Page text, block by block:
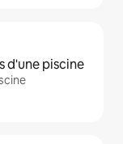
d'une piscine